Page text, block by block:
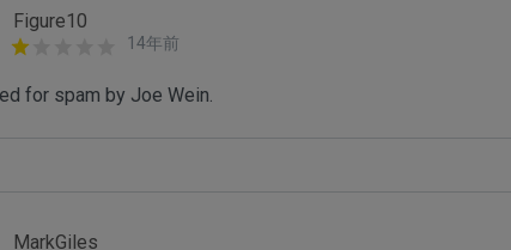
Figure10
14年前
for spam by Joe Wein.
MarkGiles